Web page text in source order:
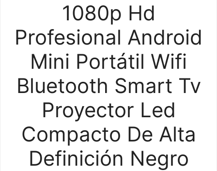
1080p Hd
Profesional Android
Mini Portátil Wifi
Bluetooth Smart Tv
Proyector Led
Compacto De Alta
Definición Negro